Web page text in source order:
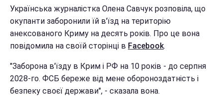
Українська журналістка Олена Савчук розповіла, що
окупанти заборонили їй в'їзд на територію
анексованого Криму на десять років. Про це вона
повідомила на своїй сторінці в Facebook.
"Заборона в'їзду в Крим і РФ на 10 років - до серпня
2028-го. ФСБ береже від мене обороноздатність і
безпеку своєї держави", - сказала вона.